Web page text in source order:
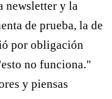
newsletter y la
de prueba, la de
por obligación
no funciona."
y piensas